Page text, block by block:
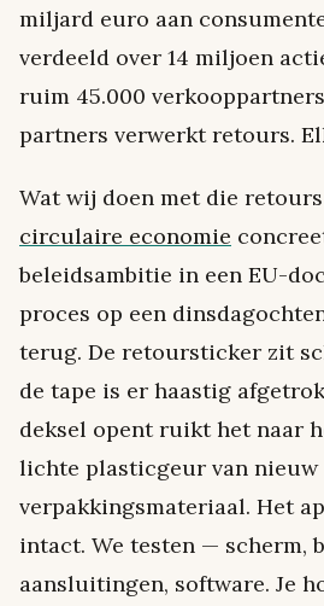
miljard euro aan
verdeeld over 14 miljoen
ruim 45.000
partners verwerkt retours.
Wat wij doen met die
circulaire economie
beleidsambitie in een EU-
proces op een
terug. De retoursticker zit
de tape is er haastig
deksel opent ruikt het naar
lichte plasticgeur van nieuw
verpakkingsmateriaal. Het
intact. We testen — scherm,
aansluitingen, software. Je